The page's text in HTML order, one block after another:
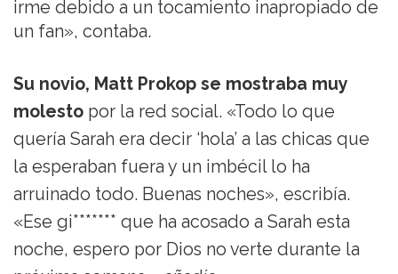
irme debido a un tocamiento inapropiado de
un fan», contaba.
Su novio, Matt Prokop se mostraba muy
molesto por la red social. «Todo lo que
quería Sarah era decir ‘hola’ a las chicas que
la esperaban fuera y un imbécil lo ha
arruinado todo. Buenas noches», escribía.
«Ese gi******* que ha acosado a Sarah esta
noche, espero por Dios no verte durante la